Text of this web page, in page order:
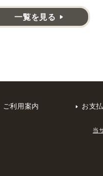
一覧を見る
ご利用案内 お支
当